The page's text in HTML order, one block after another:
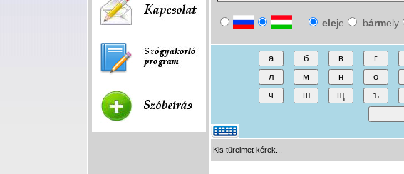
eleje bármely
Kis türelmet kérek...